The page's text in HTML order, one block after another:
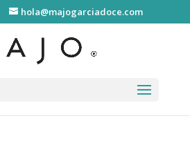
hola@majogarciadoce.com